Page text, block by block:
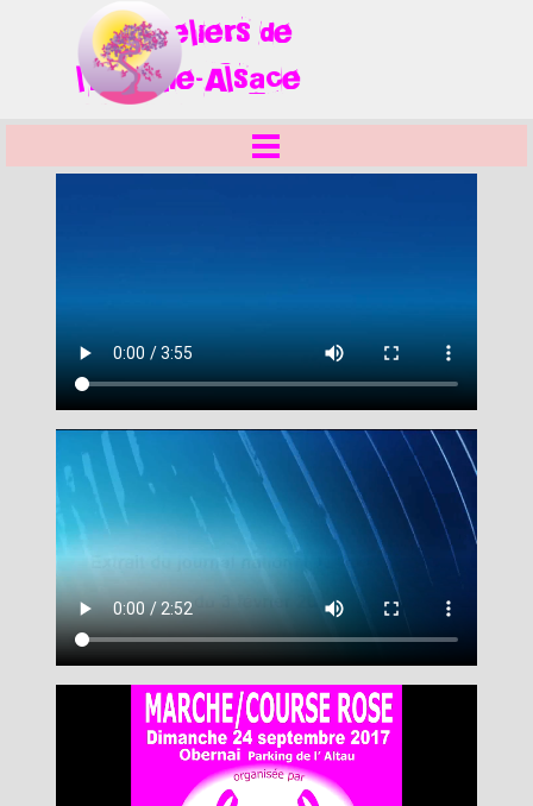
Aller au contenu Ateliersde
l'Embellie-Alsace
Sauter le menu